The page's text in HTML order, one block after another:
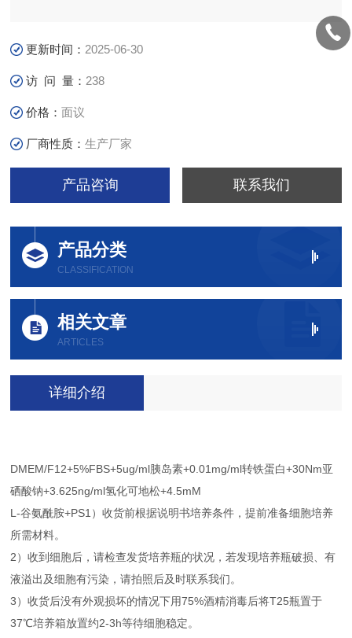
更新时间： 2025-06-30
访 问 量： 238
价格：面议
厂商性质：生产厂家
产品咨询 联系我们
产品分类
CLASSIFICATION
相关文章
ARTICLES
详细介绍
DMEM/F12+5%FBS+5ug/ml胰岛素+0.01mg/ml转铁蛋白+30Nm亚
硒酸钠+3.625ng/ml氢化可地松+4.5mM
L-谷氨酰胺+PS1）收货前根据说明书培养条件，提前准备细胞培养
所需材料。
2）收到细胞后，请检查发货培养瓶的状况，若发现培养瓶破损、有
液溢出及细胞有污染，请拍照后及时联系我们。
3）收货后没有外观损坏的情况下用75%酒精消毒后将T25瓶置于
37℃培养箱放置约2-3h等待细胞稳定。